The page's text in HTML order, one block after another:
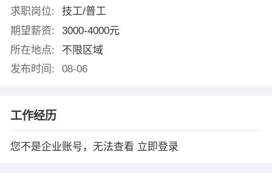
求职岗位:
技工/普工
期望薪资:
3000-4000元
所在地点:
不限区域
发布时间:
08-06
工作经历
您不是企业账号，无法查看 立即登录